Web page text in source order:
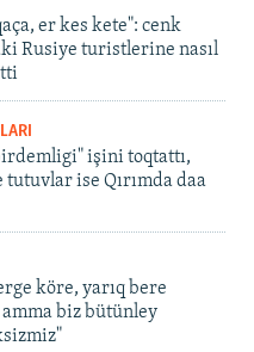
er kes kete": cenk
Rusiye turistlerine nasıl
işini toqtattı,
ise Qırımda daa
köre, yarıq bere
biz bütünley